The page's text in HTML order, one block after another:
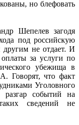
но блефовать
Шепелев загодя
под российскую
другим не отдает. И
за услуги по
убежища в
Говорят, что факт
Уголовного
событий на
сведений не